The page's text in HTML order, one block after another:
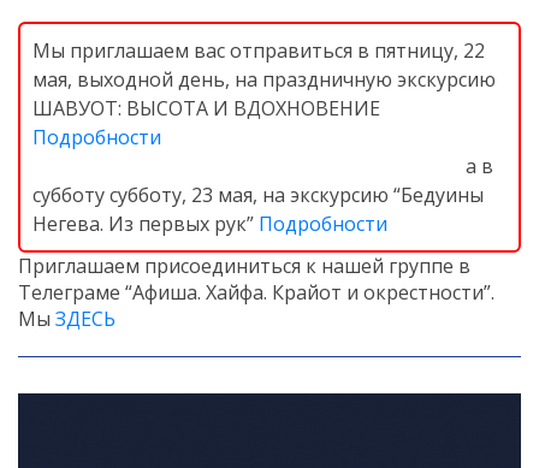
Мы приглашаем вас отправиться в пятницу, 22
мая, выходной день, на праздничную экскурсию
ШАВУОТ: ВЫСОТА И ВДОХНОВЕНИЕ
Подробности
а в
субботу субботу, 23 мая, на экскурсию “Бедуины
Негева. Из первых рук” Подробности
Приглашаем присоединиться к нашей группе в
Телеграме “Афиша. Хайфа. Крайот и окрестности”.
Мы ЗДЕСЬ